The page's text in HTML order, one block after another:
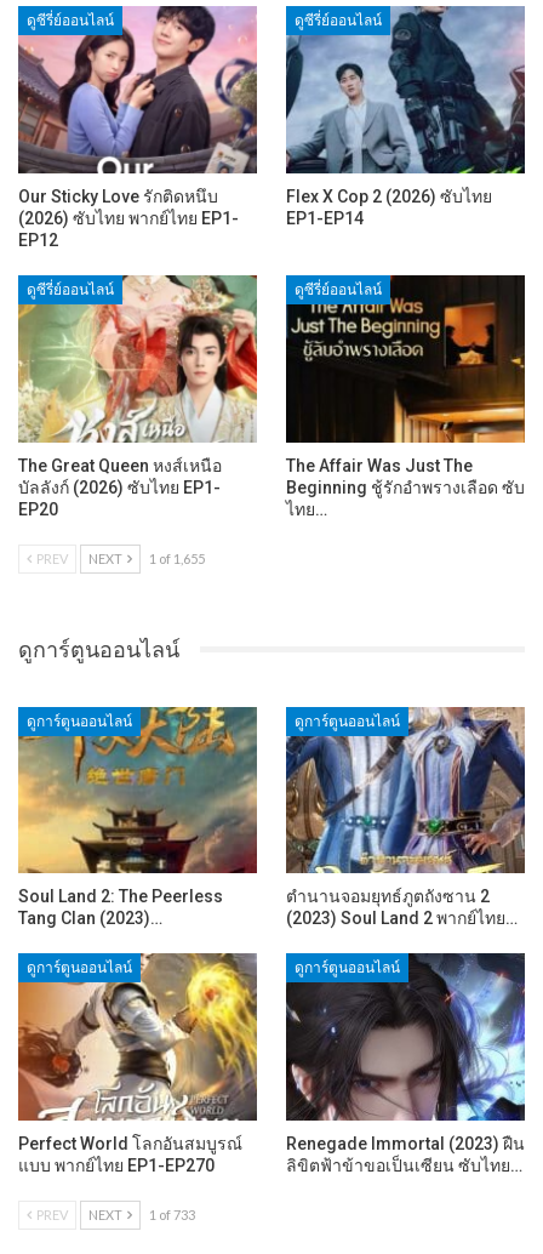
ดูซีรี่ย์ออนไลน์
Our Sticky Love รักติดหนึบ
(2026) ซับไทย พากย์ไทย EP1-
EP12
ดูซีรี่ย์ออนไลน์
Flex X Cop 2 (2026) ซับไทย
EP1-EP14
ดูซีรี่ย์ออนไลน์
The Great Queen หงส์เหนือ
บัลลังก์ (2026) ซับไทย EP1-
EP20
ดูซีรี่ย์ออนไลน์
The Affair Was Just The
Beginning ชู้รักอำพรางเลือด ซับ
ไทย…
PREV NEXT 1 of 1,655
ดูการ์ตูนออนไลน์
ดูการ์ตูนออนไลน์
Soul Land 2: The Peerless
Tang Clan (2023)…
ดูการ์ตูนออนไลน์
ตำนานจอมยุทธ์ภูตถังซาน 2
(2023) Soul Land 2 พากย์ไทย…
ดูการ์ตูนออนไลน์
Perfect World โลกอันสมบูรณ์
แบบ พากย์ไทย EP1-EP270
ดูการ์ตูนออนไลน์
Renegade Immortal (2023) ฝืน
ลิขิตฟ้าข้าขอเป็นเซียน ซับไทย…
PREV NEXT 1 of 733